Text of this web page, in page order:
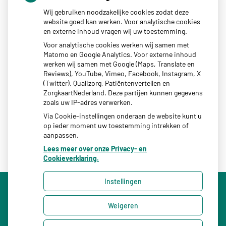
neemt gebruik toe
Eigen risico gaat onder toekomstig kabinet omhoog
Schurft sinds corona geen vergeten ziekte meer: aantal
uitbraken fors gestegen
CZ vergoedt zorg van twee gespecialiseerde
revalidatieartsen niet meer
Uw Zorg Online|Beheer
Wij gebruiken noodzakelijke cookies zodat deze
website goed kan werken. Voor analytische cookies
en externe inhoud vragen wij uw toestemming.
Voor analytische cookies werken wij samen met
Matomo en Google Analytics. Voor externe inhoud
werken wij samen met Google (Maps, Translate en
Reviews), YouTube, Vimeo, Facebook, Instagram, X
(Twitter), Qualizorg, Patiëntenvertellen en
ZorgkaartNederland. Deze partijen kunnen gegevens
zoals uw IP-adres verwerken.
Via Cookie-instellingen onderaan de website kunt u
op ieder moment uw toestemming intrekken of
aanpassen.
Lees meer over onze Privacy- en
Cookieverklaring.
Instellingen
Weigeren